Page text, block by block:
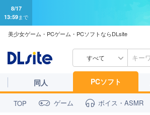
8/17
13:59まで
美少女ゲーム・PCゲーム・PCソフトならDLsite
すべて
同人 PCソフト
TOP ゲーム ボイス・ASMR